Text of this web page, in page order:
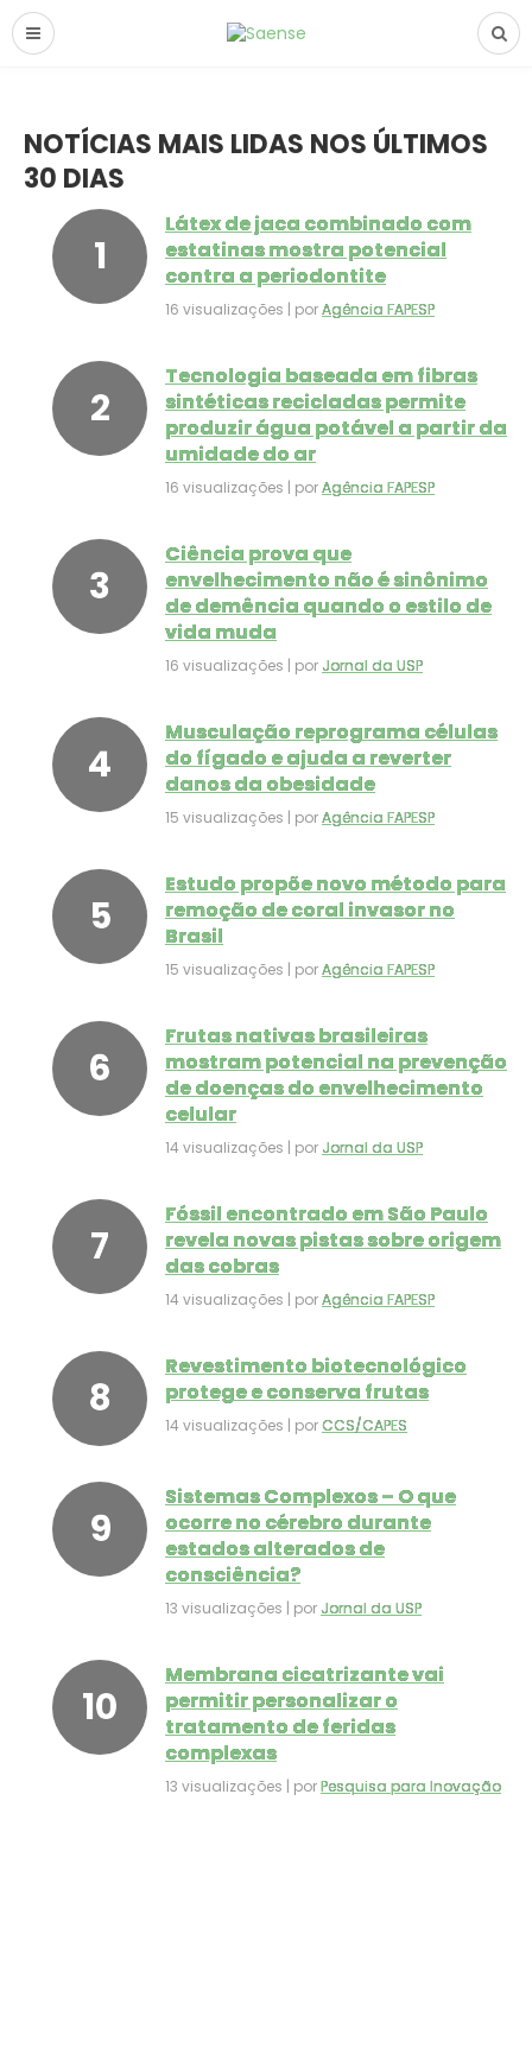
NOTÍCIAS MAIS LIDAS NOS ÚLTIMOS
30 DIAS
Látex de jaca combinado com
estatinas mostra potencial
contra a periodontite
16 visualizações | porAgência FAPESP
Tecnologia baseada em fibras
sintéticas recicladas permite
produzir água potável a partir da
umidade do ar
16 visualizações | porAgência FAPESP
Ciência prova que
envelhecimento não é sinônimo
de demência quando o estilo de
vida muda
16 visualizações | por Jornal da USP
Musculação reprograma células
do fígado e ajuda a reverter
danos da obesidade
15 visualizações | porAgência FAPESP
Estudo propõe novo método para
remoção de coral invasor no
Brasil
15 visualizações | porAgência FAPESP
Frutas nativas brasileiras
mostram potencial na prevenção
de doenças do envelhecimento
celular
14 visualizações | por Jornal da USP
Fóssil encontrado em São Paulo
revela novas pistas sobre origem
das cobras
14 visualizações | porAgência FAPESP
Revestimento biotecnológico
protege e conserva frutas
14 visualizações | porCCS/CAPES
Sistemas Complexos – O que
ocorre no cérebro durante
estados alterados de
consciência?
13 visualizações | por Jornal da USP
Membrana cicatrizante vai
permitir personalizar o
tratamento de feridas
complexas
13 visualizações | porPesquisa para Inovação